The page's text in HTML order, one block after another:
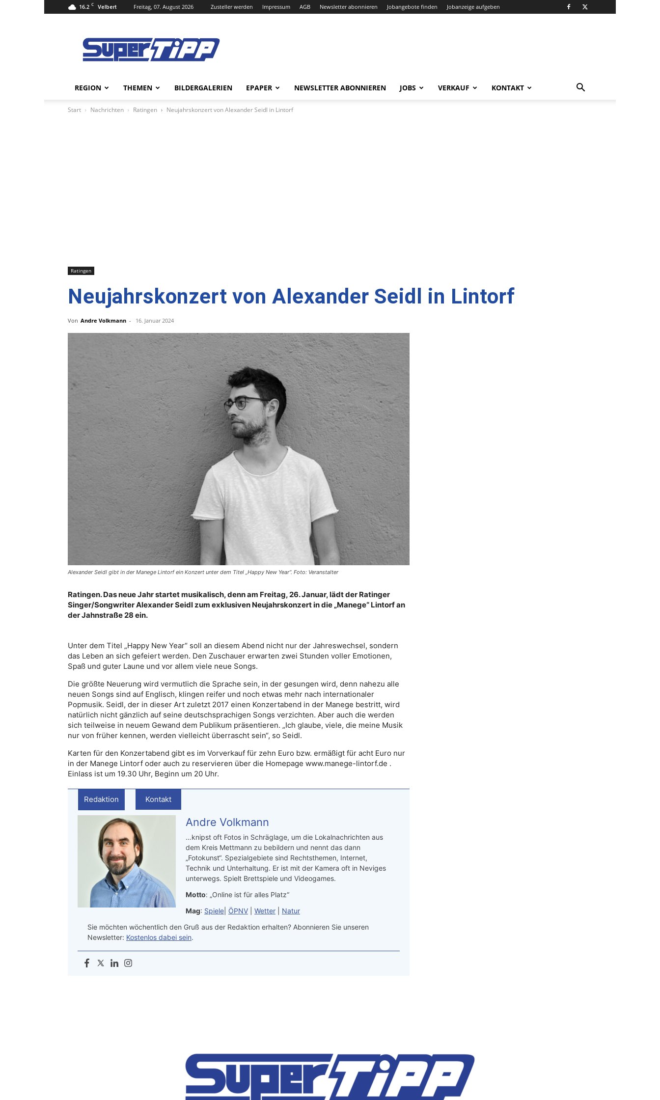
16.2 C Velbert Freitag, 07. August 2026 Zusteller werden Impressum AGB Newsletter abonnieren Jobangebote finden Jobanzeige aufgeben
Tipp
Online
REGION THEMEN BILDERGALERIEN EPAPER NEWSLETTER ABONNIEREN JOBS VERKAUF KONTAKT
Start Nachrichten Ratingen Neujahrskonzert von Alexander Seidl in Lintorf
Ratingen
Neujahrskonzert von Alexander Seidl in Lintorf
Von Andre Volkmann - 16. Januar 2024
Alexander Seidl gibt in der Manege Lintorf ein Konzert unter dem Titel „Happy New Year“. Foto: Veranstalter
Ratingen. Das neue Jahr startet musikalisch, denn am Freitag, 26. Januar, lädt der Ratinger
Singer/Songwriter Alexander Seidl zum exklusiven Neujahrskonzert in die „Manege“ Lintorf an
der Jahnstraße 28 ein.
Unter dem Titel „Happy New Year“ soll an diesem Abend nicht nur der Jahreswechsel, sondern
das Leben an sich gefeiert werden. Den Zuschauer erwarten zwei Stunden voller Emotionen,
Spaß und guter Laune und vor allem viele neue Songs.
Die größte Neuerung wird vermutlich die Sprache sein, in der gesungen wird, denn nahezu alle
neuen Songs sind auf Englisch, klingen reifer und noch etwas mehr nach internationaler
Popmusik. Seidl, der in dieser Art zuletzt 2017 einen Konzertabend in der Manege bestritt, wird
natürlich nicht gänzlich auf seine deutschsprachigen Songs verzichten. Aber auch die werden
sich teilweise in neuem Gewand dem Publikum präsentieren. „Ich glaube, viele, die meine Musik
nur von früher kennen, werden vielleicht überrascht sein“, so Seidl.
Karten für den Konzertabend gibt es im Vorverkauf für zehn Euro bzw. ermäßigt für acht Euro nur
in der Manege Lintorf oder auch zu reservieren über die Homepage www.manege-lintorf.de .
Einlass ist um 19.30 Uhr, Beginn um 20 Uhr.
Redaktion Kontakt
Andre Volkmann
…knipst oft Fotos in Schräglage, um die Lokalnachrichten aus
dem Kreis Mettmann zu bebildern und nennt das dann
„Fotokunst“. Spezialgebiete sind Rechtsthemen, Internet,
Technik und Unterhaltung. Er ist mit der Kamera oft in Neviges
unterwegs. Spielt Brettspiele und Videogames.
Motto: „Online ist für alles Platz“
Mag: Spiele ÖPNV Wetter
Natur
Sie möchten wöchentlich den Gruß aus der Redaktion erhalten? Abonnieren Sie unseren
Newsletter: Kostenlos dabei sein.